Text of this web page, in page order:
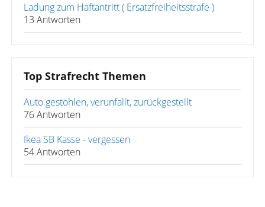
Ladung zum Haftantritt ( Ersatzfreiheitsstrafe )
13 Antworten
Top Strafrecht Themen
Auto gestohlen, verunfallt, zurückgestellt
76 Antworten
Ikea SB Kasse - vergessen
54 Antworten